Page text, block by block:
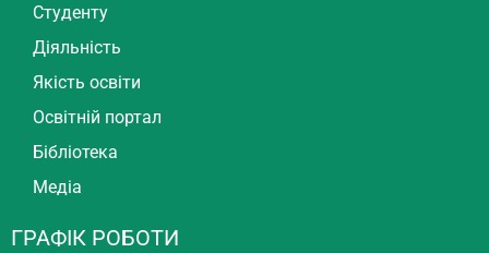
Студенту
Діяльність
Якість освіти
Освітній портал
Бібліотека
Медіа
ГРАФІК РОБОТИ